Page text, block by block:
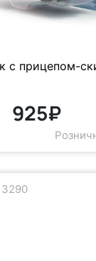
с прицепом-
925₽
3290